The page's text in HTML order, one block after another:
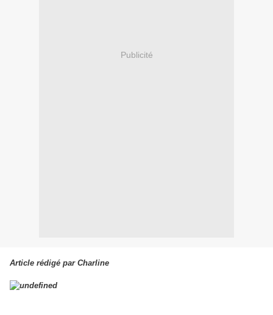
Publicité
Article rédigé par Charline